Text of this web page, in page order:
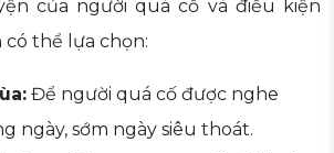
của người quá cố và điều kiện
có thể lựa chọn:
Để người quá cố được nghe
ngày, sớm ngày siêu thoát.